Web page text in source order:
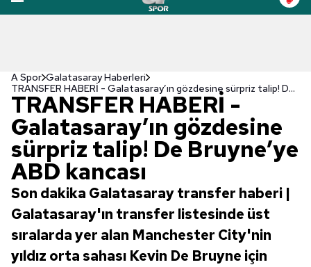
A Spor Galatasaray Haberleri
TRANSFER HABERİ - Galatasaray’ın gözdesine sürpriz talip! De Bruyne’ye ABD kancası
TRANSFER HABERİ -
Galatasaray’ın gözdesine
sürpriz talip! De Bruyne’ye
ABD kancası
Son dakika Galatasaray transfer haberi |
Galatasaray'ın transfer listesinde üst
sıralarda yer alan Manchester City'nin
yıldız orta sahası Kevin De Bruyne için